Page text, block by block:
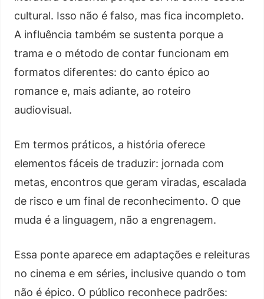
cultural. Isso não é falso, mas fica incompleto.
A influência também se sustenta porque a
trama e o método de contar funcionam em
formatos diferentes: do canto épico ao
romance e, mais adiante, ao roteiro
audiovisual.
Em termos práticos, a história oferece
elementos fáceis de traduzir: jornada com
metas, encontros que geram viradas, escalada
de risco e um final de reconhecimento. O que
muda é a linguagem, não a engrenagem.
Essa ponte aparece em adaptações e releituras
no cinema e em séries, inclusive quando o tom
não é épico. O público reconhece padrões: